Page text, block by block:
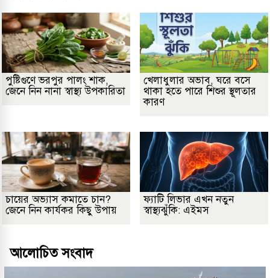
পুষ্টিগুণে ভরপুর পালং শাক,
জেনে নিন নানা স্বাস্থ্য উপকারিতা
খেলাধুলার অভাব, ঘরে বসে
থাকা হতে পারে শিশুর স্থূলতার
কারণ
চায়ের অভ্যাস কমাতে চান?
জেনে নিন কার্যকর কিছু উপায়
ফ্যাটি লিভার এখন নতুন
স্বাস্থ্যঝুঁকি: এইমস
আলোচিত সংবাদ